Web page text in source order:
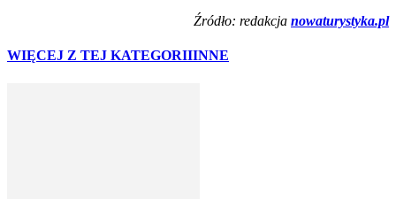
Źródło: redakcja nowaturystyka.pl
WIĘCEJ Z TEJ KATEGORIIINNE